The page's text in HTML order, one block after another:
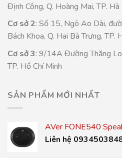
Định Công, Q. Hoàng Mai, TP. Hà
Cơ sở 2: Số 15, Ngõ Ao Dài,
Bách Khoa, Q. Hai Bà Trưng, TP.
Cơ sở 3: 9/14A Đường Thăng
TP. Hồ Chí Minh
SẢN PHẨM MỚI NHẤT
AVer FONE540
Liên hệ